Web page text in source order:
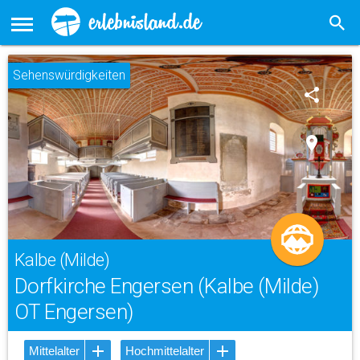
Sehenswürdigkeiten
Kalbe (Milde)
Dorfkirche Engersen (Kalbe (Milde)
OT Engersen)
share
place
Mittelalter
Hochmittelalter